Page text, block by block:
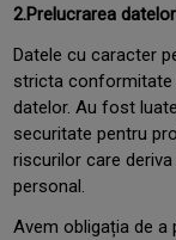
2.Prelucrarea
Datele cu caracter
stricta conformitate
datelor. Au fost
securitate pentru
riscurilor care
personal.
Avem obligația de